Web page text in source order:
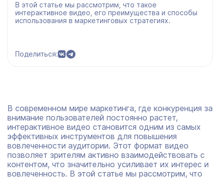
В этой статье мы рассмотрим, что такое
интерактивное видео, его преимущества и способы
использования в маркетинговых стратегиях.
Поделиться:
В современном мире маркетинга, где конкуренция за
внимание пользователей постоянно растет,
интерактивное видео становится одним из самых
эффективных инструментов для повышения
вовлеченности аудитории. Этот формат видео
позволяет зрителям активно взаимодействовать с
контентом, что значительно усиливает их интерес и
вовлеченность. В этой статье мы рассмотрим, что